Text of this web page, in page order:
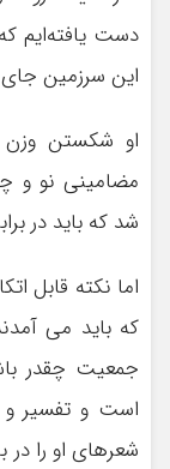
دست یافته‌ایم
این سرزمین جای
او شکستن وزن
مضامینی نو و
شد که باید در
اما نکته قابل
که باید می
جمعیت چقدر
است و تفسیر و
شعرهای او را